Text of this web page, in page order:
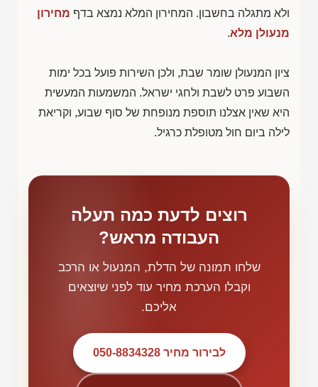
ולא מתגלה בחשבון. המחירון המלא נמצא בדף מחירון
מנעולן מלא.
ציון המנעולן שומר שבת, ולכן השירות פועל בכל ימות
השבוע פרט לשבת ולחגי ישראל. המשמעות המעשית
היא שאין אצלנו תוספת מנופחת של סוף שבוע, וקריאת
לילה ביום חול מטופלת כרגיל.
רוצים לדעת כמה תעלה
העבודה מראש?
שלחו תמונה של הדלת, המנעול או הרכב
וקבלו הערכת מחיר עוד לפני שיוצאים
אליכם.
לבירור מחיר 050-8834328